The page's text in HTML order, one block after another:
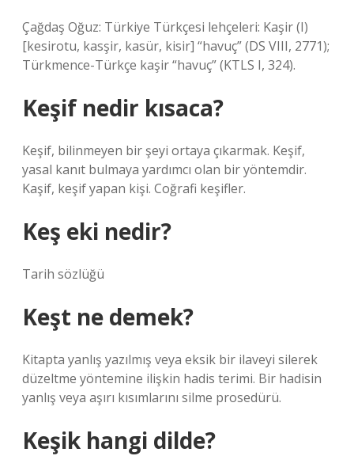
Çağdaş Oğuz: Türkiye Türkçesi lehçeleri: Kaşir (I)
[kesirotu, kasşir, kasür, kisir] “havuç” (DS VIII, 2771);
Türkmence-Türkçe kaşir “havuç” (KTLS I, 324).
Keşif nedir kısaca?
Keşif, bilinmeyen bir şeyi ortaya çıkarmak. Keşif,
yasal kanıt bulmaya yardımcı olan bir yöntemdir.
Kaşif, keşif yapan kişi. Coğrafi keşifler.
Keş eki nedir?
Tarih sözlüğü
Keşt ne demek?
Kitapta yanlış yazılmış veya eksik bir ilaveyi silerek
düzeltme yöntemine ilişkin hadis terimi. Bir hadisin
yanlış veya aşırı kısımlarını silme prosedürü.
Keşik hangi dilde?